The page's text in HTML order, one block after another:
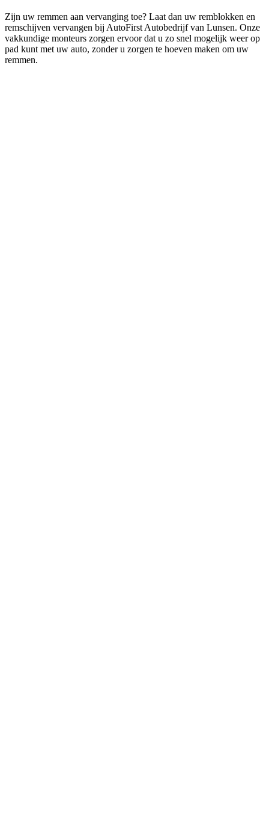
Zijn uw remmen aan vervanging toe? Laat dan uw remblokken en
remschijven vervangen bij AutoFirst Autobedrijf van Lunsen. Onze
vakkundige monteurs zorgen ervoor dat u zo snel mogelijk weer op
pad kunt met uw auto, zonder u zorgen te hoeven maken om uw
remmen.